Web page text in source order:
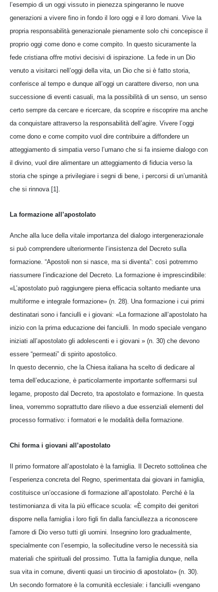
l’esempio di un oggi vissuto in pienezza spingeranno le nuove
generazioni a vivere fino in fondo il loro oggi e il loro domani. Vive la
propria responsabilità generazionale pienamente solo chi concepisce il
proprio oggi come dono e come compito. In questo sicuramente la
fede cristiana offre motivi decisivi di ispirazione. La fede in un Dio
venuto a visitarci nell’oggi della vita, un Dio che si è fatto storia,
conferisce al tempo e dunque all’oggi un carattere diverso, non una
successione di eventi casuali, ma la possibilità di un senso, un senso
certo sempre da cercare e ricercare, da scoprire e riscoprire ma anche
da conquistare attraverso la responsabilità dell’agire. Vivere l’oggi
come dono e come compito vuol dire contribuire a diffondere un
atteggiamento di simpatia verso l’umano che si fa insieme dialogo con
il divino, vuol dire alimentare un atteggiamento di fiducia verso la
storia che spinge a privilegiare i segni di bene, i percorsi di un’umanità
che si rinnova [1].
La formazione all’apostolato
Anche alla luce della vitale importanza del dialogo intergenerazionale
si può comprendere ulteriormente l’insistenza del Decreto sulla
formazione. “Apostoli non si nasce, ma si diventa”: così potremmo
riassumere l’indicazione del Decreto. La formazione è imprescindibile:
«L’apostolato può raggiungere piena efficacia soltanto mediante una
multiforme e integrale formazione» (n. 28). Una formazione i cui primi
destinatari sono i fanciulli e i giovani: «La formazione all’apostolato ha
inizio con la prima educazione dei fanciulli. In modo speciale vengano
iniziati all’apostolato gli adolescenti e i giovani » (n. 30) che devono
essere “permeati” di spirito apostolico.
In questo decennio, che la Chiesa italiana ha scelto di dedicare al
tema dell’educazione, è particolarmente importante soffermarsi sul
legame, proposto dal Decreto, tra apostolato e formazione. In questa
linea, vorremmo soprattutto dare rilievo a due essenziali elementi del
processo formativo: i formatori e le modalità della formazione.
Chi forma i giovani all’apostolato
Il primo formatore all’apostolato è la famiglia. Il Decreto sottolinea che
l’esperienza concreta del Regno, sperimentata dai giovani in famiglia,
costituisce un’occasione di formazione all’apostolato. Perché è la
testimonianza di vita la più efficace scuola: «È compito dei genitori
disporre nella famiglia i loro figli fin dalla fanciullezza a riconoscere
l'amore di Dio verso tutti gli uomini. Insegnino loro gradualmente,
specialmente con l’esempio, la sollecitudine verso le necessità sia
materiali che spirituali del prossimo. Tutta la famiglia dunque, nella
sua vita in comune, diventi quasi un tirocinio di apostolato» (n. 30).
Un secondo formatore è la comunità ecclesiale: i fanciulli «vengano